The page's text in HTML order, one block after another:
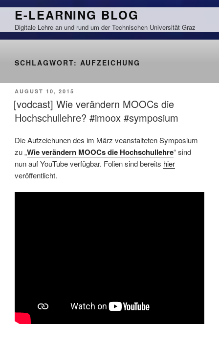
Zum
springen
E-LEARNING BLOG
Digitale Lehre an und rund um der Technischen Universität Graz
SCHLAGWORT: AUFZEICHUNG
VERÖFFENTLICHT
AM
AUGUST 10, 2015
[vodcast] Wie verändern MOOCs die
Hochschullehre? #imoox #symposium
Die Aufzeichunen des im März veanstalteten Symposium
zu „Wie verändern MOOCs die Hochschullehre“ sind
nun auf YouTube verfügbar. Folien sind bereits hier
veröffentlicht.